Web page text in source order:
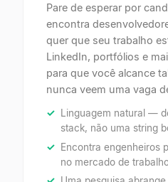
Pare de esperar por
encontra
quer que seu trabalho
LinkedIn, portfólios e
para que você alcance
nunca veem uma vaga
Linguagem natural —
stack, não uma string
Encontra engenheiros
no mercado de